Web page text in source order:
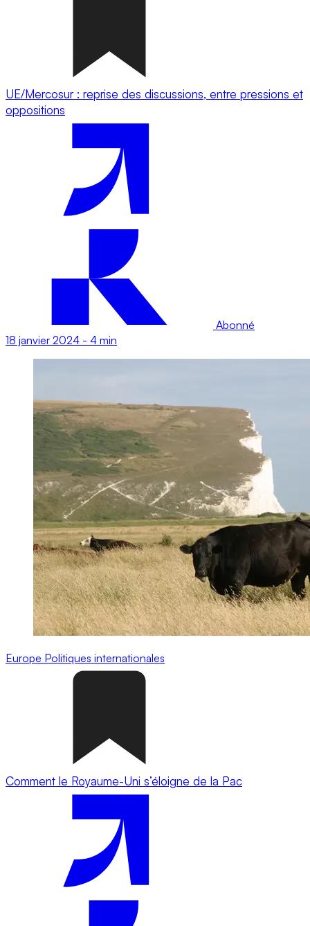
UE/Mercosur : reprise des discussions, entre pressions et
oppositions
Abonné
18 janvier 2024 - 4 min
Europe Politiques internationales
Comment le Royaume-Uni s’éloigne de la Pac